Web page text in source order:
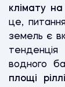
клімату
це, питання
земель є
водного
площі